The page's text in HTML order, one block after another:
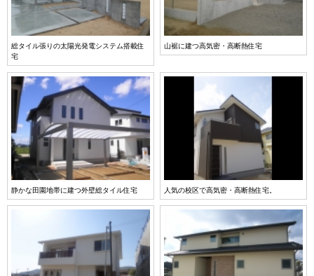
総タイル張りの太陽光発電システム搭載住
宅
山裾に建つ高気密・高断熱住宅
静かな田園地帯に建つ外壁総タイル住宅 人気の校区で高気密・高断熱住宅。